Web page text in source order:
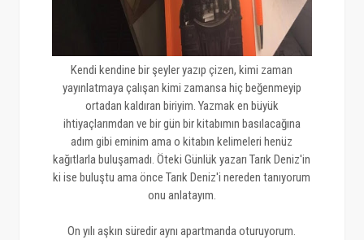
Kendi kendine bir şeyler yazıp çizen, kimi zaman
yayınlatmaya çalışan kimi zamansa hiç beğenmeyip
ortadan kaldıran biriyim. Yazmak en büyük
ihtiyaçlarımdan ve bir gün bir kitabımın basılacağına
adım gibi eminim ama o kitabın kelimeleri henüz
kağıtlarla buluşamadı. Öteki Günlük yazarı Tarık Deniz'in
ki ise buluştu ama önce Tarık Deniz'i nereden tanıyorum
onu anlatayım.
On yılı aşkın süredir aynı apartmanda oturuyorum.